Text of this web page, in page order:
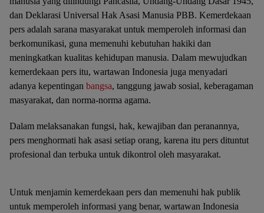
dan Deklarasi Universal Hak Asasi Manusia PBB. Kemerdekaan
pers adalah sarana masyarakat untuk memperoleh informasi dan
berkomunikasi, guna memenuhi kebutuhan hakiki dan
meningkatkan kualitas kehidupan manusia. Dalam mewujudkan
kemerdekaan pers itu, wartawan Indonesia juga menyadari
adanya kepentingan bangsa, tanggung jawab sosial, keberagaman
masyarakat, dan norma-norma agama.
Dalam melaksanakan fungsi, hak, kewajiban dan peranannya,
pers menghormati hak asasi setiap orang, karena itu pers dituntut
profesional dan terbuka untuk dikontrol oleh masyarakat.
Untuk menjamin kemerdekaan pers dan memenuhi hak publik
untuk memperoleh informasi yang benar, wartawan Indonesia